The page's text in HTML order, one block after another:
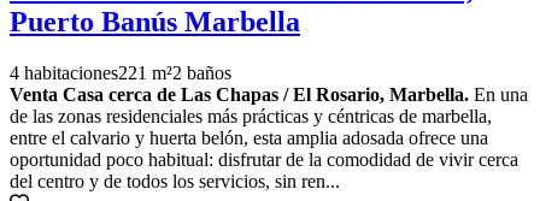
Puerto Banús Marbella
4 habitaciones221 m²2 baños
Venta Casa cerca de Las Chapas / El Rosario, Marbella. En una
de las zonas residenciales más prácticas y céntricas de marbella,
entre el calvario y huerta belón, esta amplia adosada ofrece una
oportunidad poco habitual: disfrutar de la comodidad de vivir cerca
del centro y de todos los servicios, sin ren...